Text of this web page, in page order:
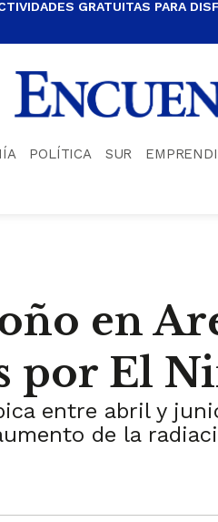
GRATUITAS PARA
POLÍTICA SUR
en
por El
entre abril y
de la